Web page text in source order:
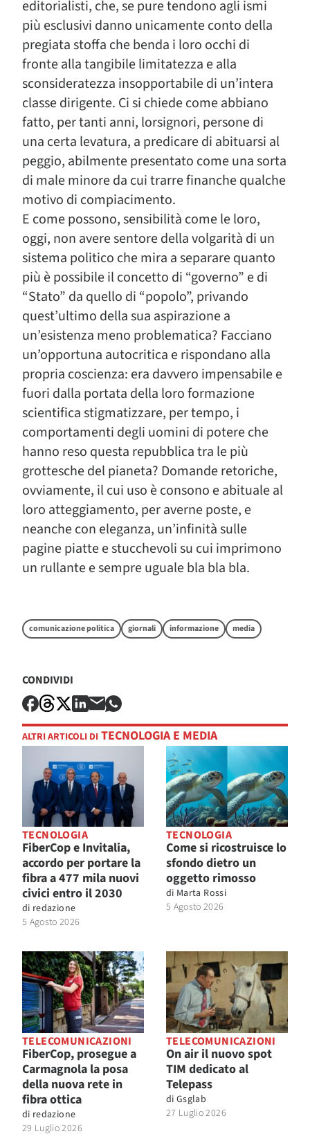
editorialisti, che, se pure tendono agli ismi
più esclusivi danno unicamente conto della
pregiata stoffa che benda i loro occhi di
fronte alla tangibile limitatezza e alla
sconsideratezza insopportabile di un’intera
classe dirigente. Ci si chiede come abbiano
fatto, per tanti anni, lorsignori, persone di
una certa levatura, a predicare di abituarsi al
peggio, abilmente presentato come una sorta
di male minore da cui trarre finanche qualche
motivo di compiacimento.
E come possono, sensibilità come le loro,
oggi, non avere sentore della volgarità di un
sistema politico che mira a separare quanto
più è possibile il concetto di “governo” e di
“Stato” da quello di “popolo”, privando
quest’ultimo della sua aspirazione a
un’esistenza meno problematica? Facciano
un’opportuna autocritica e rispondano alla
propria coscienza: era davvero impensabile e
fuori dalla portata della loro formazione
scientifica stigmatizzare, per tempo, i
comportamenti degli uomini di potere che
hanno reso questa repubblica tra le più
grottesche del pianeta? Domande retoriche,
ovviamente, il cui uso è consono e abituale al
loro atteggiamento, per averne poste, e
neanche con eleganza, un’infinità sulle
pagine piatte e stucchevoli su cui imprimono
un rullante e sempre uguale bla bla bla.
comunicazione politica giornali informazione media
CONDIVIDI
ALTRI ARTICOLI DI TECNOLOGIA E MEDIA
TECNOLOGIA
FiberCop e Invitalia,
accordo per portare la
fibra a 477 mila nuovi
civici entro il 2030
di redazione
5 Agosto 2026
TECNOLOGIA
Come si ricostruisce lo
sfondo dietro un
oggetto rimosso
di Marta Rossi
5 Agosto 2026
TELECOMUNICAZIONI
FiberCop, prosegue a
Carmagnola la posa
della nuova rete in
fibra ottica
di redazione
29 Luglio 2026
TELECOMUNICAZIONI
On air il nuovo spot
TIM dedicato al
Telepass
di Gsglab
27 Luglio 2026